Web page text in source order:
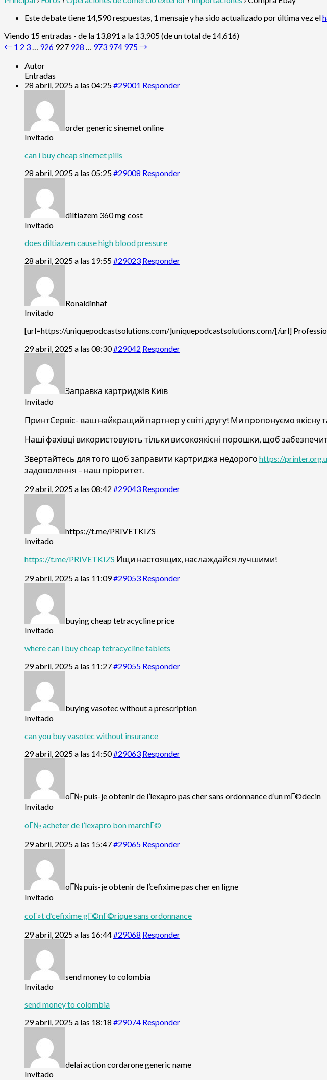
Este debate tiene 14,590 respuestas, 1 mensaje y ha sido actualizado por última vez el
Viendo 15 entradas - de la 13,891 a la 13,905 (de un total de 14,616)
← 1 2 3… 926 927 928 … 973 974 975→
Autor
Entradas
28 abril, 2025 a las 04:25#29001 Responder
order generic sinemet online
Invitado
can i buy cheap sinemet pills
28 abril, 2025 a las 05:25#29008 Responder
diltiazem 360 mg cost
Invitado
does diltiazem cause high blood pressure
28 abril, 2025 a las 19:55#29023 Responder
Ronaldinhaf
Invitado
[url=https://uniquepodcastsolutions.com/]uniquepodcastsolutions.com/[/url]
29 abril, 2025 a las 08:30#29042 Responder
Заправка картриджів Київ
Invitado
ПринтСервіс- ваш найкращий партнер у світі другу! Ми пропонуємо якісну
Наші фахівці використовують тільки високоякісні порошки, щоб
Звертайтесь для того щоб заправити картриджа недорого https://
задоволення – наш пріоритет.
29 abril, 2025 a las 08:42 #29043 Responder
https://t.me/PRIVETKIZS
Invitado
https://t.me/PRIVETKIZS Ищи настоящих, наслаждайся лучшими!
29 abril, 2025 a las 11:09#29053 Responder
buying cheap tetracycline price
Invitado
where can i buy cheap tetracycline tablets
29 abril, 2025 a las 11:27#29055 Responder
buying vasotec without a prescription
Invitado
can you buy vasotec without insurance
29 abril, 2025 a las 14:50#29063 Responder
oГ№ puis-je obtenir de l’lexapro pas cher sans ordonnance d’un mГ©decin
Invitado
oГ№ acheter de l’lexapro bon marchГ©
29 abril, 2025 a las 15:47#29065 Responder
oГ№ puis-je obtenir de l’cefixime pas cher en ligne
Invitado
coГ»t d’cefixime gГ©nГ©rique sans ordonnance
29 abril, 2025 a las 16:44#29068 Responder
send money to colombia
Invitado
send money to colombia
29 abril, 2025 a las 18:18 #29074 Responder
delai action cordarone generic name
Invitado